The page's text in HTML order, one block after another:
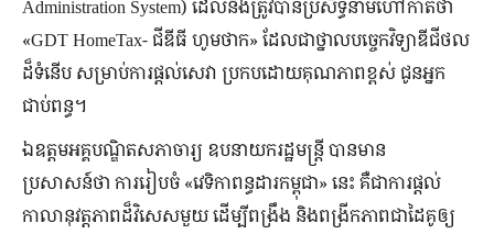
Administration System) ដែលនឹងត្រូវបានប្រសិទ្ធនាមហៅកាត់ថា
«GDT HomeTax- ជីឌីធី ហូមថាក» ដែលជាថ្នាលបច្ចេកវិទ្យាឌីជីថល
ដ៏ទំនើប សម្រាប់ការផ្តល់សេវា ប្រកបដោយគុណភាពខ្ពស់ ជូនអ្នក
ជាប់ពន្ធ។
ឯឧត្តមអគ្គបណ្ឌិតសភាចារ្យ ឧបនាយករដ្ឋមន្ត្រី បានមាន
ប្រសាសន៍ថា ការរៀបចំ «វេទិកាពន្ធដារកម្ពុជា» នេះ គឺជាការផ្តល់
កាលានុវត្តភាពដ៏វិសេសមួយ ដើម្បីពង្រឹង និងពង្រីកភាពជាដៃគូឲ្យ